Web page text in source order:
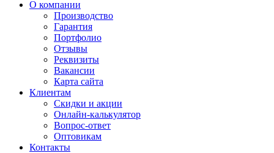
О компании
Производство
Гарантия
Портфолио
Отзывы
Реквизиты
Вакансии
Карта сайта
Клиентам
Скидки и акции
Онлайн-калькулятор
Вопрос-ответ
Оптовикам
Контакты